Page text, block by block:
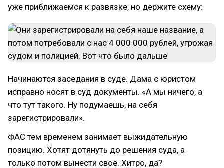
уже приближаемся к развязке, но держите схему:
Начинаются заседания в суде. Дама с юристом
исправно носят в суд документы. «А мы ничего, а
что тут такого. Ну подумаешь, на себя
зарегистрировали».
ФАС тем временем занимает выжидательную
позицию. Хотят дотянуть до решения суда, а
только потом вынести своё. Хитро, да?